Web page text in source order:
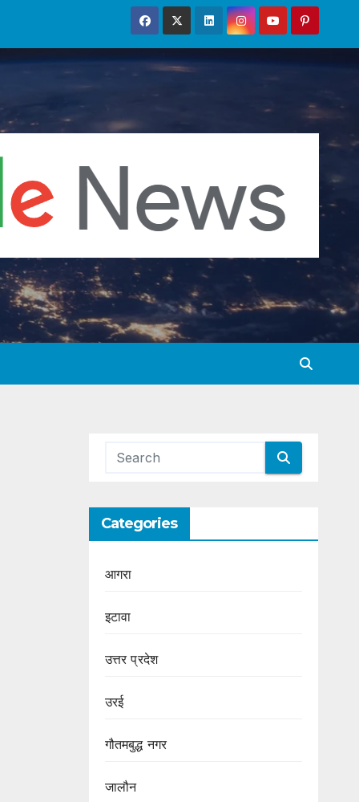
Categories
आगरा
इटावा
उत्तर प्रदेश
उरई
गौतमबुद्ध नगर
जालौन